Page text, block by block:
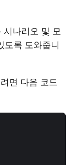
나리오 및 모
도록 도와줍니
면 다음 코드